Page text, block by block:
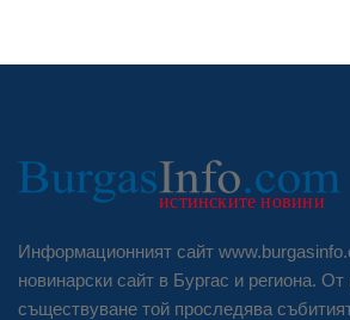
Информационният сайт
новинарски сайт в Бургас и региона.
съществуване той проследява